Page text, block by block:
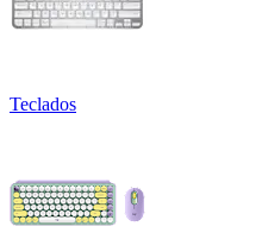
Teclados